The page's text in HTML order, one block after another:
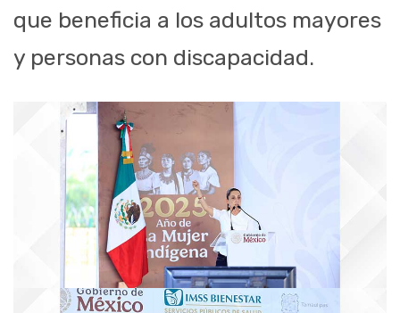
que beneficia a los adultos mayores
y personas con discapacidad.